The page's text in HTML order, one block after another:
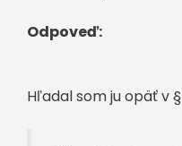
Odpoveď:
Hľadal som ju opäť v